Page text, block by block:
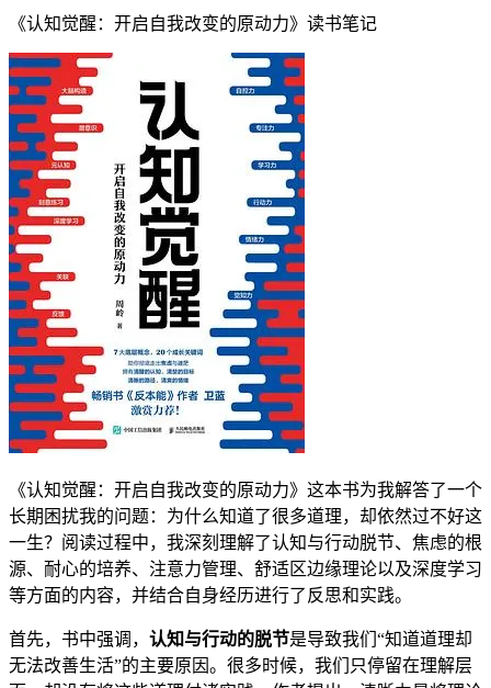
《认知觉醒：开启自我改变的原动力》读书笔记
《认知觉醒：开启自我改变的原动力》这本书为我解答了一个
长期困扰我的问题：为什么知道了很多道理，却依然过不好这
一生？阅读过程中，我深刻理解了认知与行动脱节、焦虑的根
源、耐心的培养、注意力管理、舒适区边缘理论以及深度学习
等方面的内容，并结合自身经历进行了反思和实践。
首先，书中强调， 认知与行动的脱节是导致我们“知道道理却
无法改善生活”的主要原因。很多时候，我们只停留在理解层